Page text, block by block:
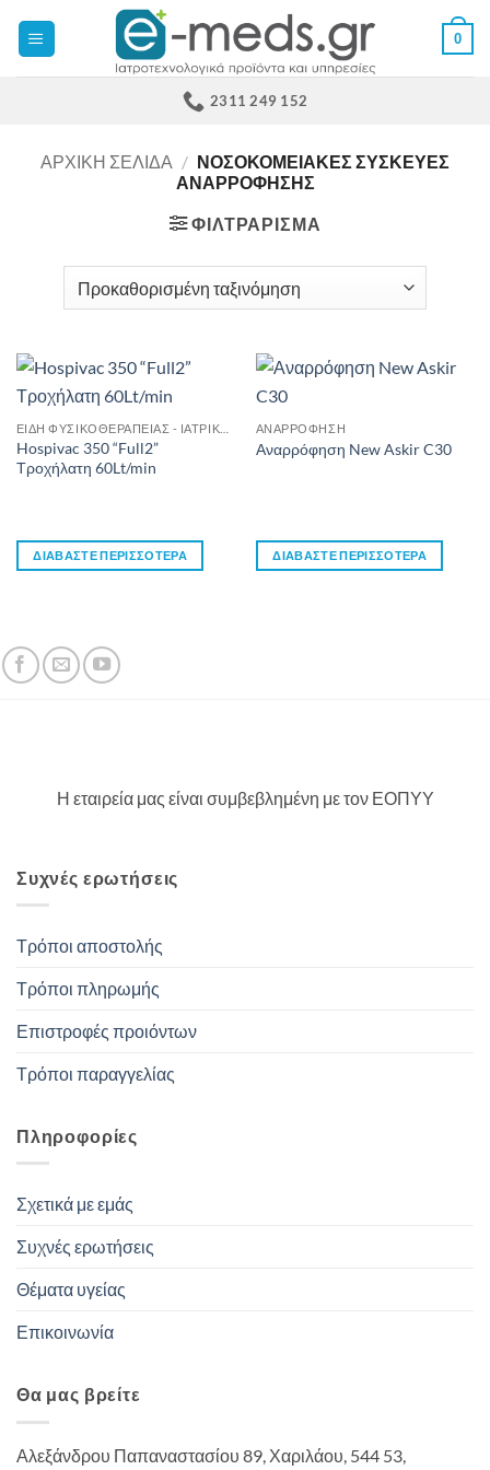
0
2311 249 152
ΑΡΧΙΚΉ ΣΕΛΊΔΑ / ΝΟΣΟΚΟΜΕΙΑΚΈΣ ΣΥΣΚΕΥΈΣ
ΑΝΑΡΡΌΦΗΣΗΣ
ΦΙΛΤΡΆΡΙΣΜΑ
Hospivac 350 “Full2”
Τροχήλατη 60Lt/min
ΔΙΑΒΆΣΤΕ ΠΕΡΙΣΣΌΤΕΡΑ
ΑΝΑΡΡΌΦΗΣΗ
Αναρρόφηση New Askir C30
ΔΙΑΒΆΣΤΕ ΠΕΡΙΣΣΌΤΕΡΑ
Η εταιρεία μας είναι συμβεβλημένη με τον ΕΟΠΥΥ
Συχνές ερωτήσεις
Τρόποι αποστολής
Τρόποι πληρωμής
Επιστροφές προιόντων
Τρόποι παραγγελίας
Πληροφορίες
Σχετικά με εμάς
Συχνές ερωτήσεις
Θέματα υγείας
Επικοινωνία
Θα μας βρείτε
Αλεξάνδρου Παπαναστασίου 89, Χαριλάου, 544 53,